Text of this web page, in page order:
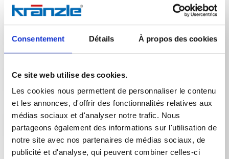
Consentement Détails À propos des cookies
Ce site web utilise des cookies.
Les cookies nous permettent de personnaliser le contenu
et les annonces, d'offrir des fonctionnalités relatives aux
médias sociaux et d'analyser notre trafic. Nous
partageons également des informations sur l'utilisation de
notre site avec nos partenaires de médias sociaux, de
publicité et d'analyse, qui peuvent combiner celles-ci
02-197 Warszawa | Polen
Téléphone:
+48 22 587 05 50
E-Mail:
biuro(at)kraenzle.com(dot)pl